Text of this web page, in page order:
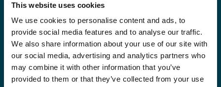
This website uses cookies
We use cookies to personalise content and ads, to
provide social media features and to analyse our traffic.
We also share information about your use of our site with
our social media, advertising and analytics partners who
may combine it with other information that you’ve
provided to them or that they’ve collected from your use
Email
*
Consent
*
Oui, je m'inscris à la newsletter*